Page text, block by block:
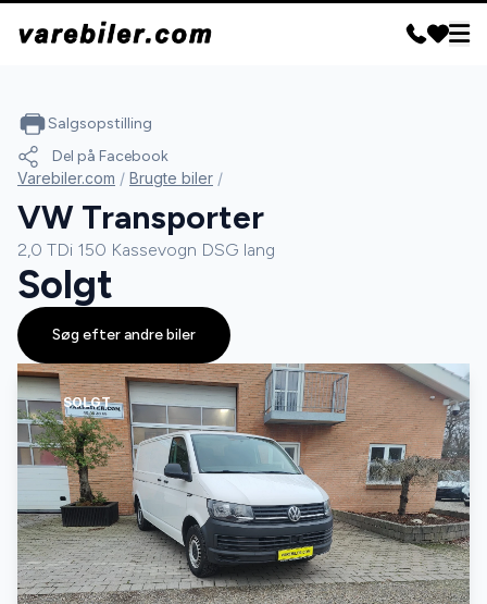
SOLGT
Salgsopstilling
Del på Facebook
Varebiler.com / Brugte biler /
VW Transporter
2,0 TDi 150 Kassevogn DSG lang
Solgt
Søg efter andre biler